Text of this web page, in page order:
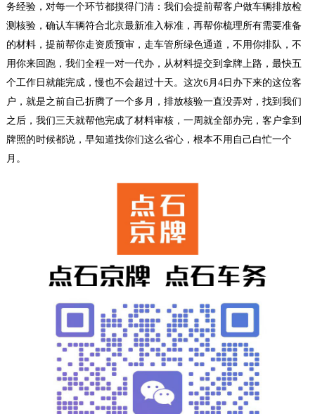
务经验，对每一个环节都摸得门清：我们会提前帮客户做车辆排放检
测核验，确认车辆符合北京最新准入标准，再帮你梳理所有需要准备
的材料，提前帮你走资质预审，走车管所绿色通道，不用你排队，不
用你来回跑，我们全程一对一代办，从材料提交到拿牌上路，最快五
个工作日就能完成，慢也不会超过十天。这次6月4日办下来的这位客
户，就是之前自己折腾了一个多月，排放核验一直没弄对，找到我们
之后，我们三天就帮他完成了材料审核，一周就全部办完，客户拿到
牌照的时候都说，早知道找你们这么省心，根本不用自己白忙一个
月。